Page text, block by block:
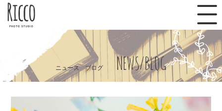
ニュース ブログ NEWS/BLOG